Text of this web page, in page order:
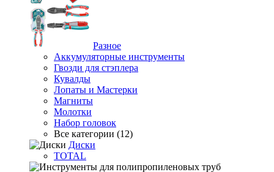
Разное
Аккумуляторные инструменты
Гвозди для стэплера
Кувалды
Лопаты и Мастерки
Магниты
Молотки
Набор головок
Все категории (12)
Диски
TOTAL